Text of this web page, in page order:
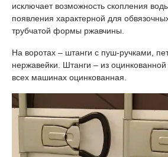
исключает возможность скопления
появления характерной для
трубчатой формы ржавчины.
На воротах – штанги с пуш-ручками,
нержавейки. Штанги – из
всех машинах оцинкованная.